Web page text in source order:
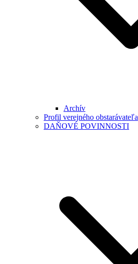
Archív
Profil verejného obstarávateľa
DAŇOVÉ POVINNOSTI